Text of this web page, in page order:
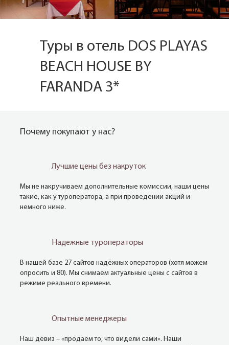
Туры в отель DOS PLAYAS
BEACH HOUSE BY
FARANDA 3*
Почему покупают у нас?
Лучшие цены без накруток
Мы не накручиваем дополнительные комиссии, наши цены
такие, как у туроператора, а при проведении акций и
немного ниже.
Надежные туроператоры
В нашей базе 27 сайтов надёжных операторов (хотя можем
опросить и 80). Мы снимаем актуальные цены с сайтов в
режиме реального времени.
Опытные менеджеры
Наш девиз – «продаём то, что видели сами». Наши